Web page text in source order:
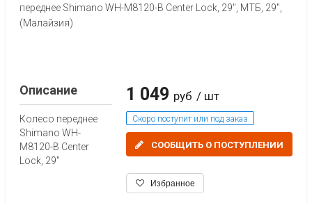
переднее Shimano WH-M8120-B Center Lock, 29'', МТБ, 29",
(Малайзия)
1 049 руб / шт
Скоро поступит или под заказ
СООБЩИТЬ О ПОСТУПЛЕНИИ
Избранное
Описание
Колесо переднее
Shimano WH-
M8120-B Center
Lock, 29''